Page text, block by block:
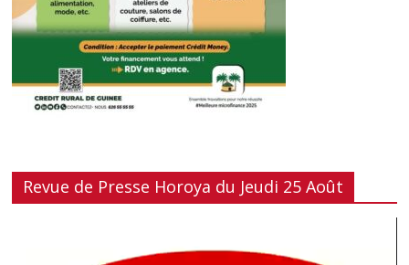
Revue de Presse Horoya du Jeudi 25 Août